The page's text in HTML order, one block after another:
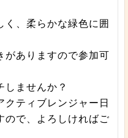
く、柔らかな緑色に囲
がありますので参加可
しませんか？
ティブレンジャー日
ので、よろしければご